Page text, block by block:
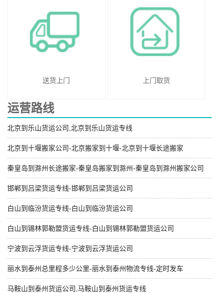
送货上门 上门取货
运营路线
北京到乐山货运公司,北京到乐山货运专线
北京到十堰搬家公司-北京搬家到十堰-北京到十堰长途搬家
秦皇岛到滁州长途搬家-秦皇岛搬家到滁州-秦皇岛到滁州搬家公司
邯郸到吕梁货运专线-邯郸到吕梁货运公司
白山到临汾货运专线-白山到临汾货运公司
白山到锡林郭勒盟货运专线-白山到锡林郭勒盟货运公司
宁波到云浮货运专线-宁波到云浮货运公司
丽水到泰州总里程多少公里-丽水到泰州物流专线-定时发车
马鞍山到泰州货运公司,马鞍山到泰州货运专线